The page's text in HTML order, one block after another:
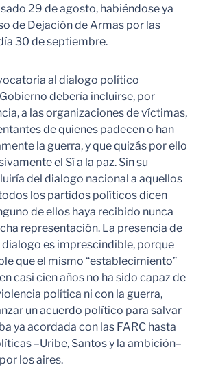
29 de agosto, habiéndose ya
de Dejación de Armas por las
30 de septiembre.
al dialogo político
debería incluirse, por
a las organizaciones de víctimas,
de quienes padecen o han
la guerra, y que quizás por ello
el Sí a la paz. Sin su
del dialogo nacional a aquellos
los partidos políticos dicen
de ellos haya recibido nunca
representación. La presencia de
dialogo es imprescindible, porque
que el mismo “establecimiento”
casi cien años no ha sido capaz de
política ni con la guerra,
un acuerdo político para salvar
ya acordada con las FARC hasta
–Uribe, Santos y la ambición–
los aires.